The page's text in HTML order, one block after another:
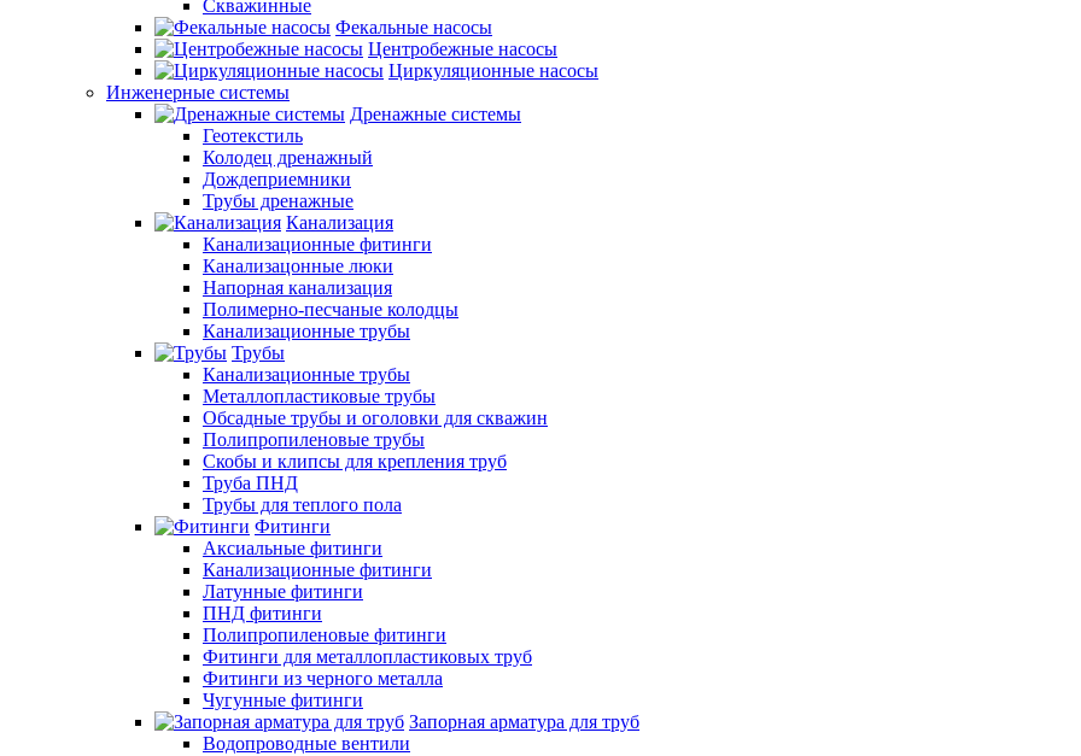
Скважинные
Фекальные насосы
Центробежные насосы
Циркуляционные насосы
Инженерные системы
Дренажные системы
Геотекстиль
Колодец дренажный
Дождеприемники
Трубы дренажные
Канализация
Канализационные фитинги
Канализацонные люки
Напорная канализация
Полимерно-песчаные колодцы
Канализационные трубы
Трубы
Канализационные трубы
Металлопластиковые трубы
Обсадные трубы и оголовки для скважин
Полипропиленовые трубы
Скобы и клипсы для крепления труб
Труба ПНД
Трубы для теплого пола
Фитинги
Аксиальные фитинги
Канализационные фитинги
Латунные фитинги
ПНД фитинги
Полипропиленовые фитинги
Фитинги для металлопластиковых труб
Фитинги из черного металла
Чугунные фитинги
Запорная арматура для труб
Водопроводные вентили